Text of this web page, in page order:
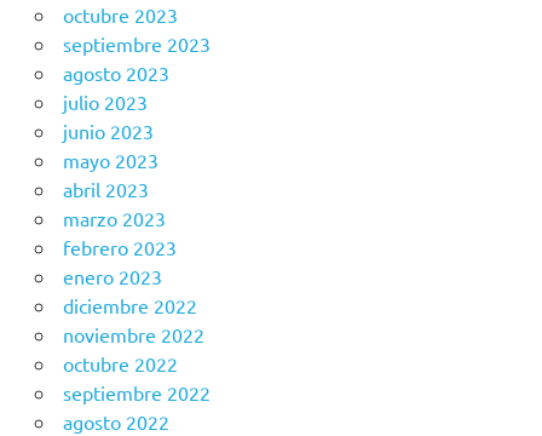
octubre 2023
septiembre 2023
agosto 2023
julio 2023
junio 2023
mayo 2023
abril 2023
marzo 2023
febrero 2023
enero 2023
diciembre 2022
noviembre 2022
octubre 2022
septiembre 2022
agosto 2022